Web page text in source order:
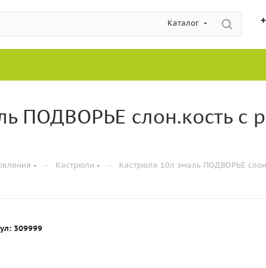
Каталог
ПОДВОРЬЕ слон.кость с
— Кастрюли — Кастрюля 10л эмаль ПОДВОРЬЕ
309999